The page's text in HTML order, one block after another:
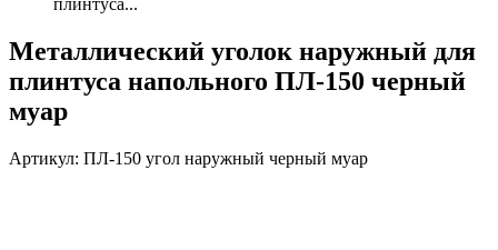
плинтуса...
Металлический уголок наружный для
плинтуса напольного ПЛ-150 черный
муар
Артикул: ПЛ-150 угол наружный черный муар